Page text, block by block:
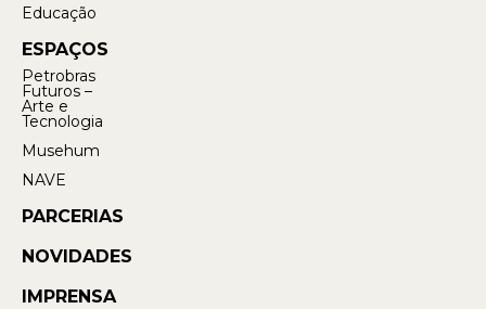
Educação
ESPAÇOS
Petrobras
Futuros –
Arte e
Tecnologia
Musehum
NAVE
PARCERIAS
NOVIDADES
IMPRENSA